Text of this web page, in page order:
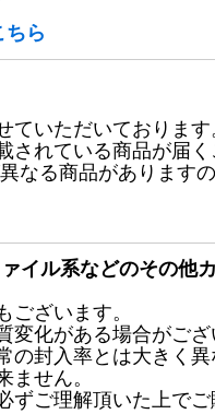
ちら
いただいております
されている商品が届
なる商品があります
イル系などのその他
ざいます。
化がある場合がござ
封入率とは大きく異
せん。
ご理解頂いた上でご